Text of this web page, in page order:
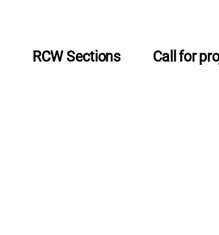
RCW Sections Call for